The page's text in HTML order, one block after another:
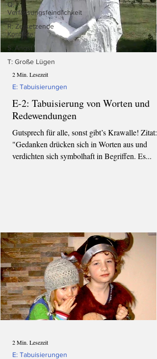
Q:
Verfassungsfeindlichkeit
R: Zersetzende
Konflikte
S: Angst
T: Große Lügen
E-2: Tabuisierung von Worten und
Redewendungen
Gutsprech für alle, sonst gibt’s Krawalle! Zitat:
"Gedanken drücken sich in Worten aus und
verdichten sich symbolhaft in Begriffen. Es...
E: Tabuisierungen
2 Min. Lesezeit
E: Tabuisierungen
2 Min. Lesezeit